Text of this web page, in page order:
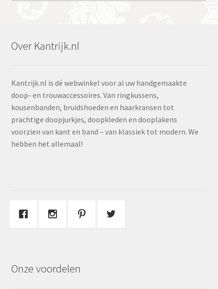
Over Kantrijk.nl
Kantrijk.nl is dé webwinkel voor al uw handgemaakte
doop- en trouwaccessoires. Van ringkussens,
kousenbanden, bruidshoeden en haarkransen tot
prachtige doopjurkjes, doopkleden en dooplakens
voorzien van kant en band – van klassiek tot modern. We
hebben het allemaal!
Onze voordelen